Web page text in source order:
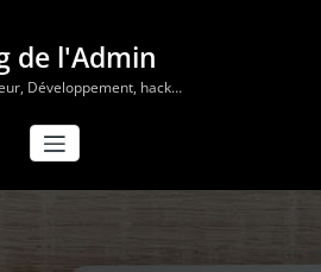
de l'Admin
Développement, hack…